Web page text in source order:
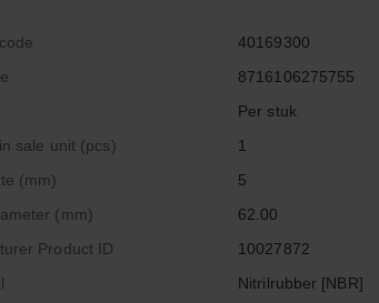
40169300
8716106275755
Per stuk
sale unit (pcs)
1
(mm)
5
(mm)
62.00
Product ID
10027872
Nitrilrubber [NBR]